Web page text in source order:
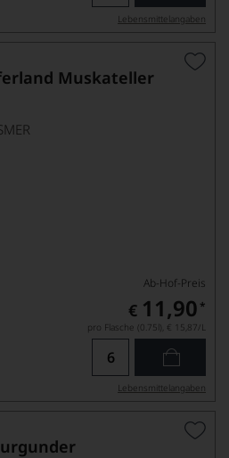
Lebensmittel­angaben
Muskateller
Ab-Hof-Preis
€ 11,90 *
pro Flasche (0.75l), € 15,87/L
Lebensmittel­angaben